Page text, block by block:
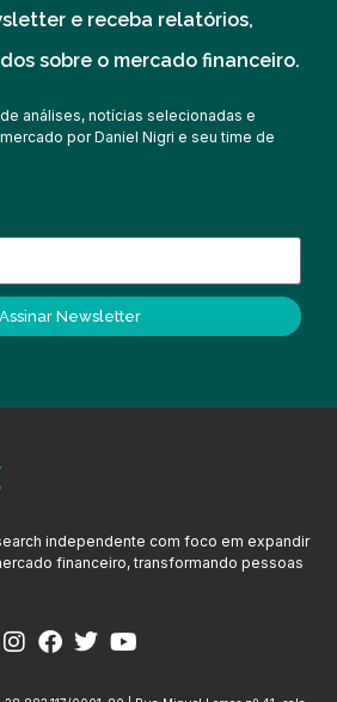
e receba relatórios,
sobre o mercado financeiro.
análises, notícias selecionadas e
por Daniel Nigri e seu time de
Assinar Newsletter
independente com foco em expandir
financeiro, transformando pessoas